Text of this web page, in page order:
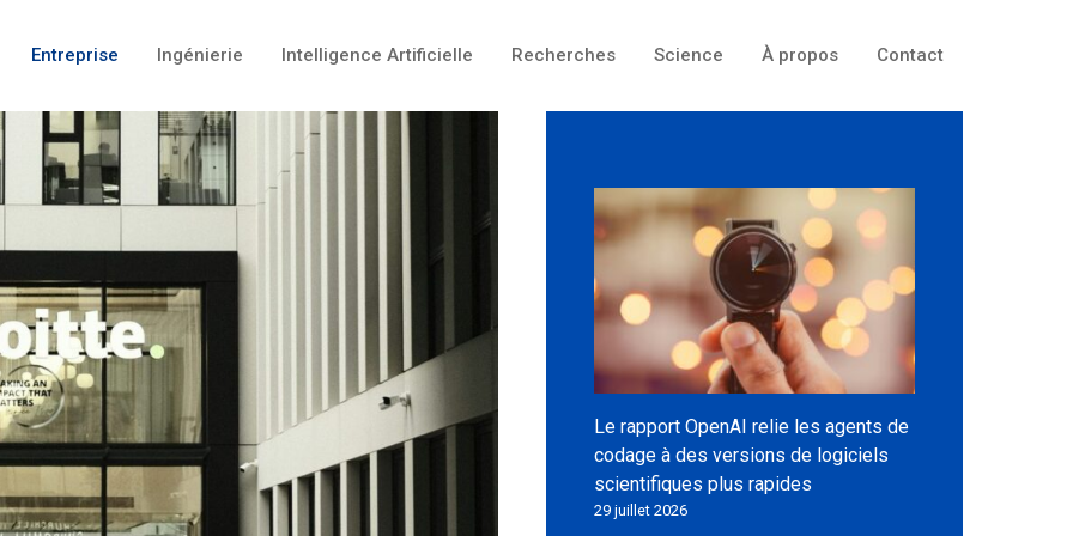
Entreprise Ingénierie Intelligence Artificielle Recherches Science À propos Contact
Le rapport OpenAI relie les agents de
codage à des versions de logiciels
scientifiques plus rapides
29 juillet 2026